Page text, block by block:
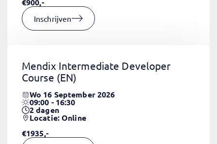
€900,-
Inschrijven
Mendix Intermediate Developer
Course (EN)
Wo 16 September 2026
09:00 - 16:30
2dagen
Locatie: Online
€1935,-